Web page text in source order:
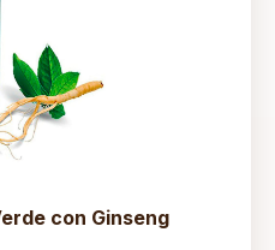
con Ginseng